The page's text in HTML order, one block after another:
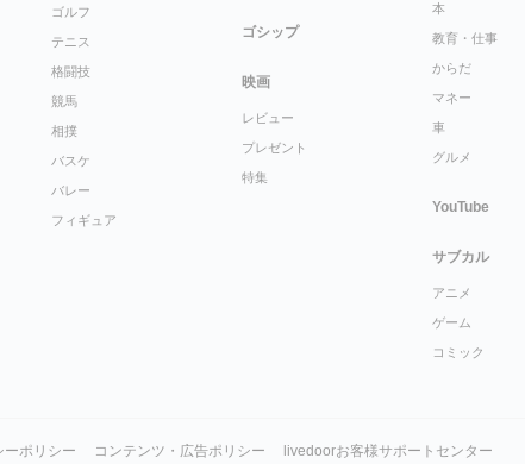
ゴルフ
テニス
格闘技
競馬
相撲
バスケ
バレー
フィギュア
ゴシップ
映画
レビュー
プレゼント
特集
本
教育・仕事
からだ
マネー
車
グルメ
YouTube
サブカル
アニメ
ゲーム
コミック
ーポリシー コンテンツ・広告ポリシー livedoorお客様サポートセンター